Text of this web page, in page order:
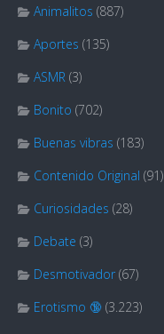
Animalitos (887)
Aportes (135)
ASMR (3)
Bonito (702)
Buenas vibras (183)
Contenido Original (91)
Curiosidades (28)
Debate (3)
Desmotivador (67)
Erotismo 🔞 (3.223)